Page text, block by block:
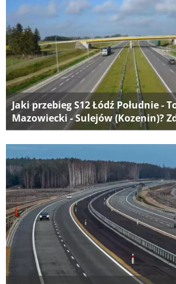
Jaki przebieg S12 Łódź Południe -
Mazowiecki - Sulejów (Kozenin)?